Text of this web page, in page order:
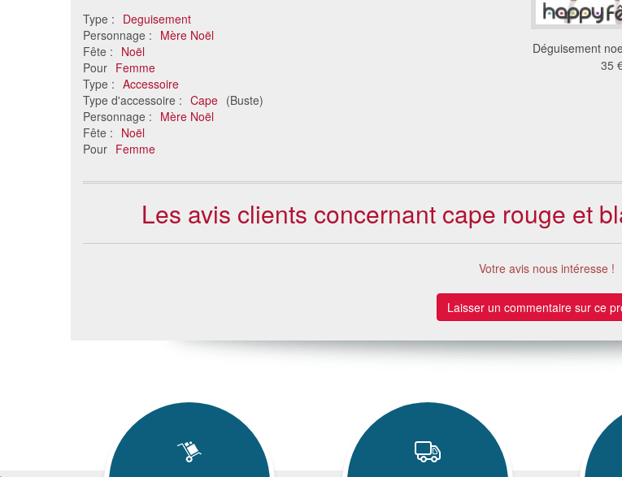
Type : Deguisement
Personnage : Mère Noël
Fête : Noël
Pour Femme
Type : Accessoire
Type d'accessoire : Cape (Buste)
Personnage : Mère Noël
Fête : Noël
Pour Femme
Costume sexy de mère Noel
Déguisement
35
Les avis clients concernant cape rouge et
Votre avis nous intéresse !
Laisser un commentaire sur ce